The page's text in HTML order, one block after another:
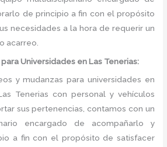
de principio a fin con el propósito
necesidades a la hora de requerir un
acarreo.
Universidades en Las Tenerias:
y mudanzas para universidades en
Tenerias con personal y vehículos
sus pertenencias, contamos con un
encargado de acompañarlo y
a fin con el propósito de satisfacer